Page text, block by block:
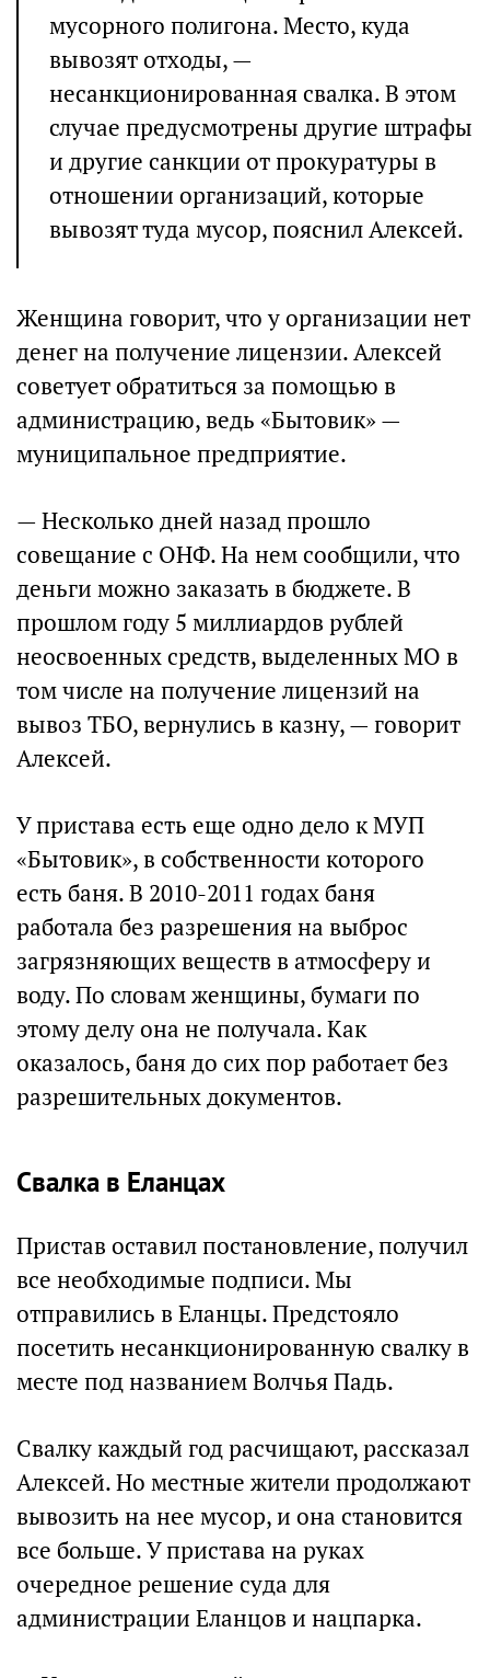
мусорного полигона. Место, куда
вывозят отходы, —
несанкционированная свалка. В этом
случае предусмотрены другие штрафы
и другие санкции от прокуратуры в
отношении организаций, которые
вывозят туда мусор, пояснил Алексей.
Женщина говорит, что у организации нет
денег на получение лицензии. Алексей
советует обратиться за помощью в
администрацию, ведь «Бытовик» —
муниципальное предприятие.
— Несколько дней назад прошло
совещание с ОНФ. На нем сообщили, что
деньги можно заказать в бюджете. В
прошлом году 5 миллиардов рублей
неосвоенных средств, выделенных МО в
том числе на получение лицензий на
вывоз ТБО, вернулись в казну, — говорит
Алексей.
У пристава есть еще одно дело к МУП
«Бытовик», в собственности которого
есть баня. В 2010-2011 годах баня
работала без разрешения на выброс
загрязняющих веществ в атмосферу и
воду. По словам женщины, бумаги по
этому делу она не получала. Как
оказалось, баня до сих пор работает без
разрешительных документов.
Свалка в Еланцах
Пристав оставил постановление, получил
все необходимые подписи. Мы
отправились в Еланцы. Предстояло
посетить несанкционированную свалку в
месте под названием Волчья Падь.
Свалку каждый год расчищают, рассказал
Алексей. Но местные жители продолжают
вывозить на нее мусор, и она становится
все больше. У пристава на руках
очередное решение суда для
администрации Еланцов и нацпарка.